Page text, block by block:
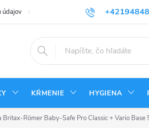
údajov Reklamačný poriadok Kontakty
KŔMENIE HYGIENA
Britax-Römer Baby-Safe Pro Classic + Vario Base